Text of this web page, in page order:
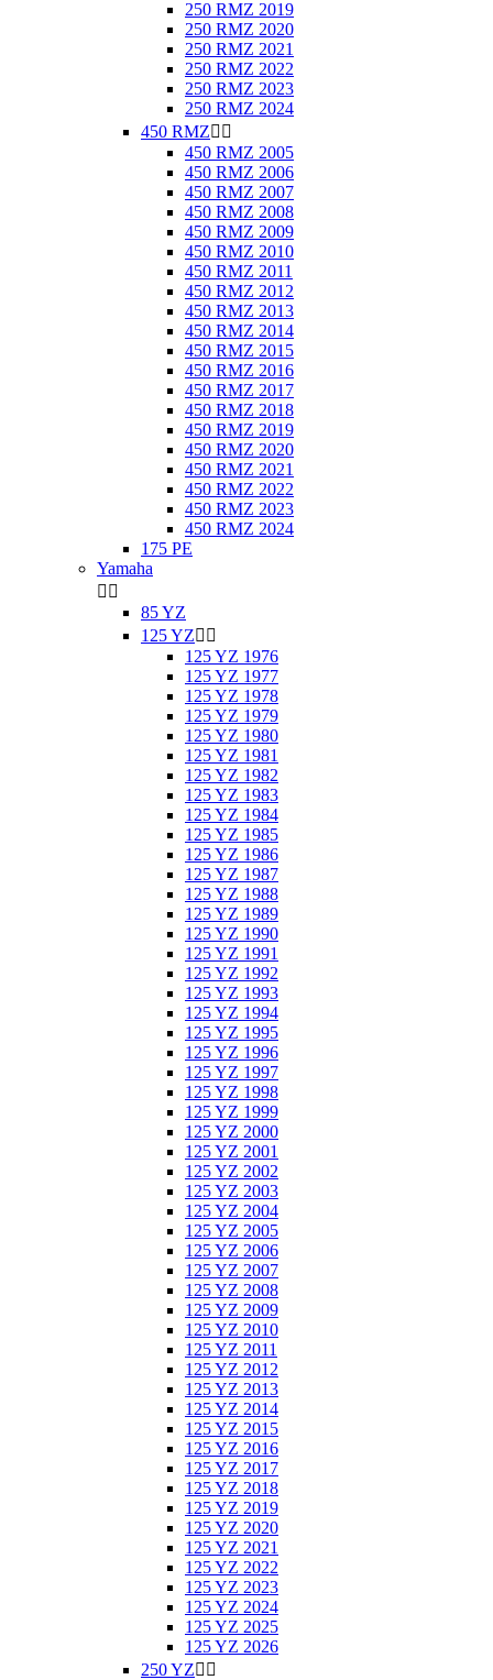
250 RMZ 2019
250 RMZ 2020
250 RMZ 2021
250 RMZ 2022
250 RMZ 2023
250 RMZ 2024
450 RMZ 
450 RMZ 2005
450 RMZ 2006
450 RMZ 2007
450 RMZ 2008
450 RMZ 2009
450 RMZ 2010
450 RMZ 2011
450 RMZ 2012
450 RMZ 2013
450 RMZ 2014
450 RMZ 2015
450 RMZ 2016
450 RMZ 2017
450 RMZ 2018
450 RMZ 2019
450 RMZ 2020
450 RMZ 2021
450 RMZ 2022
450 RMZ 2023
450 RMZ 2024
175 PE
Yamaha
 
85 YZ
125 YZ 
125 YZ 1976
125 YZ 1977
125 YZ 1978
125 YZ 1979
125 YZ 1980
125 YZ 1981
125 YZ 1982
125 YZ 1983
125 YZ 1984
125 YZ 1985
125 YZ 1986
125 YZ 1987
125 YZ 1988
125 YZ 1989
125 YZ 1990
125 YZ 1991
125 YZ 1992
125 YZ 1993
125 YZ 1994
125 YZ 1995
125 YZ 1996
125 YZ 1997
125 YZ 1998
125 YZ 1999
125 YZ 2000
125 YZ 2001
125 YZ 2002
125 YZ 2003
125 YZ 2004
125 YZ 2005
125 YZ 2006
125 YZ 2007
125 YZ 2008
125 YZ 2009
125 YZ 2010
125 YZ 2011
125 YZ 2012
125 YZ 2013
125 YZ 2014
125 YZ 2015
125 YZ 2016
125 YZ 2017
125 YZ 2018
125 YZ 2019
125 YZ 2020
125 YZ 2021
125 YZ 2022
125 YZ 2023
125 YZ 2024
125 YZ 2025
125 YZ 2026
250 YZ 